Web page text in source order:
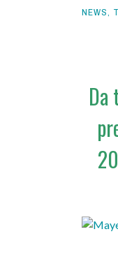
NEWS,
Da